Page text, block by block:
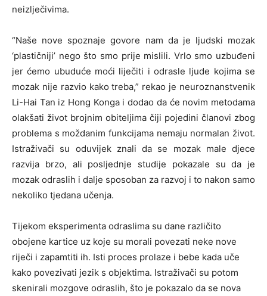
neizlječivima.
“Naše nove spoznaje govore nam da je ljudski mozak
‘plastičniji’ nego što smo prije mislili. Vrlo smo uzbuđeni
jer ćemo ubuduće moći liječiti i odrasle ljude kojima se
mozak nije razvio kako treba,” rekao je neuroznanstvenik
Li-Hai Tan iz Hong Konga i dodao da će novim metodama
olakšati život brojnim obiteljima čiji pojedini članovi zbog
problema s moždanim funkcijama nemaju normalan život.
Istraživači su oduvijek znali da se mozak male djece
razvija brzo, ali posljednje studije pokazale su da je
mozak odraslih i dalje sposoban za razvoj i to nakon samo
nekoliko tjedana učenja.
Tijekom eksperimenta odraslima su dane različito
obojene kartice uz koje su morali povezati neke nove
riječi i zapamtiti ih. Isti proces prolaze i bebe kada uče
kako povezivati jezik s objektima. Istraživači su potom
skenirali mozgove odraslih, što je pokazalo da se nova